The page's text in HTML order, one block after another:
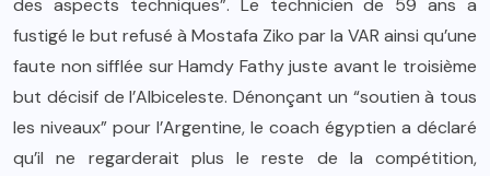
des aspects techniques”. Le technicien de 59 ans a
fustigé le but refusé à Mostafa Ziko par la VAR ainsi qu’une
faute non sifflée sur Hamdy Fathy juste avant le troisième
but décisif de l’Albiceleste. Dénonçant un “soutien à tous
les niveaux” pour l’Argentine, le coach égyptien a déclaré
qu’il ne regarderait plus le reste de la compétition,